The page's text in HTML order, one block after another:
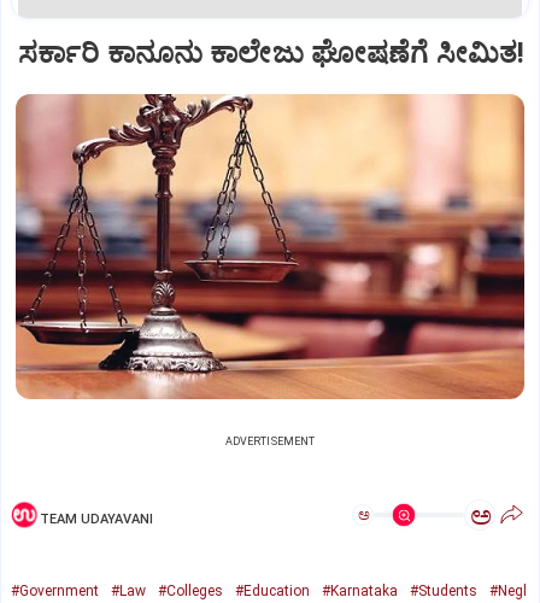
ಸರ್ಕಾರಿ ಕಾನೂನು ಕಾಲೇಜು ಘೋಷಣೆಗೆ ಸೀಮಿತ!
ADVERTISEMENT
TEAM UDAYAVANI ಅ ಅ
#Government #Law #Colleges #Education #Karnataka #Students
#Negl